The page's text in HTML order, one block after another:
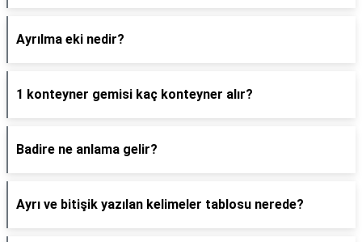
Ayrılma eki nedir?
1 konteyner gemisi kaç konteyner alır?
Badire ne anlama gelir?
Ayrı ve bitişik yazılan kelimeler tablosu nerede?